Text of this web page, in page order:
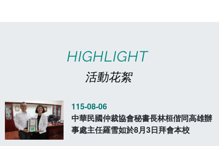
HIGHLIGHT
活動花絮
115-08-06
中華民國仲裁協會秘書長林桓偕同高雄辦
事處主任羅雪如於8月3日拜會本校